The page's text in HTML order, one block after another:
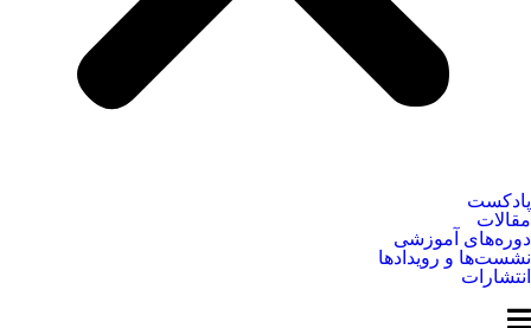
پادکست
مقالات
دوره‌های آموزشی
نشست‌ها و رویدادها
انتشارات